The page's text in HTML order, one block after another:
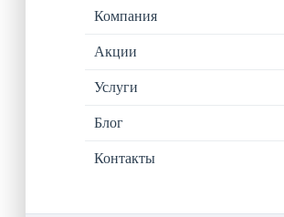
Компания
Акции
Услуги
Блог
Контакты